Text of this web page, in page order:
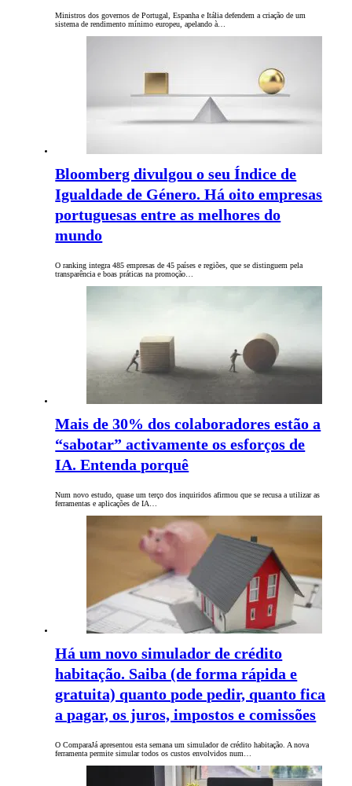
Ministros dos governos de Portugal, Espanha e Itália defendem a criação de um
sistema de rendimento mínimo europeu, apelando à…
Bloomberg divulgou o seu Índice de
Igualdade de Género. Há oito empresas
portuguesas entre as melhores do
mundo
O ranking integra 485 empresas de 45 países e regiões, que se distinguem pela
transparência e boas práticas na promoção…
Mais de 30% dos colaboradores estão a
“sabotar” activamente os esforços de
IA. Entenda porquê
Num novo estudo, quase um terço dos inquiridos afirmou que se recusa a utilizar as
ferramentas e aplicações de IA…
Há um novo simulador de crédito
habitação. Saiba (de forma rápida e
gratuita) quanto pode pedir, quanto fica
a pagar, os juros, impostos e comissões
O ComparaJá apresentou esta semana um simulador de crédito habitação. A nova
ferramenta permite simular todos os custos envolvidos num…